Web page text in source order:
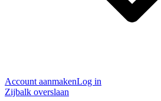
Account aanmakenLog in
Zijbalk overslaan